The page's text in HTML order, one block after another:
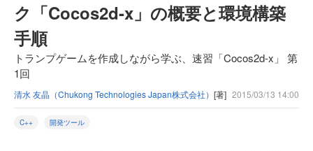
ク「Cocos2d-x」の概要と環境構築
手順
トランプゲームを作成しながら学ぶ、速習「Cocos2d-x」 第
1回
清水 友晶（Chukong Technologies Japan株式会社） [著] 2015/03/13 14:00
C++ 開発ツール